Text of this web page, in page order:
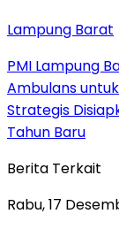
Lampung Barat
PMI Lampung
Ambulans
Strategis
Tahun Baru
Berita Terkait
Rabu, 17